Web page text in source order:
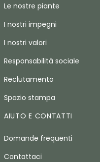
Le nostre piante
I nostri impegni
I nostri valori
Responsabilità sociale
Reclutamento
Spazio stampa
AIUTO E CONTATTI
Domande frequenti
Contattaci